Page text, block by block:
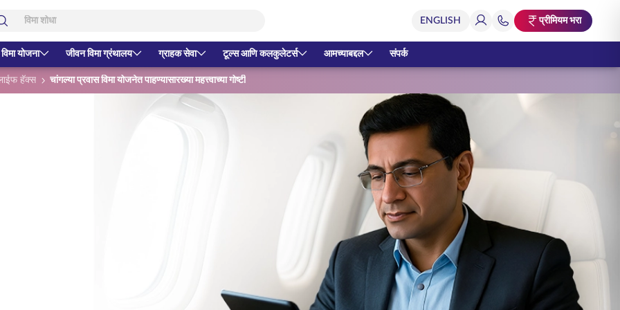
प्रीमियम भरा
योजना जीवन विमा ग्रंथालय ग्राहक सेवा टूल्स आणि कलकुलेटर्स आमच्याबद्दल संपर्क
हॅक्स चांगल्या प्रवास विमा योजनेत पाहण्यासारख्या महत्त्वाच्या गोष्टी